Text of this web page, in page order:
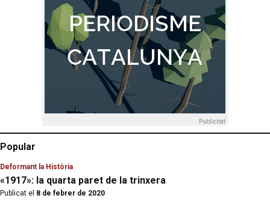
Publicitat
Popular
Deformant la Història
«1917»: la quarta paret de la trinxera
Publicat el 8 de febrer de 2020